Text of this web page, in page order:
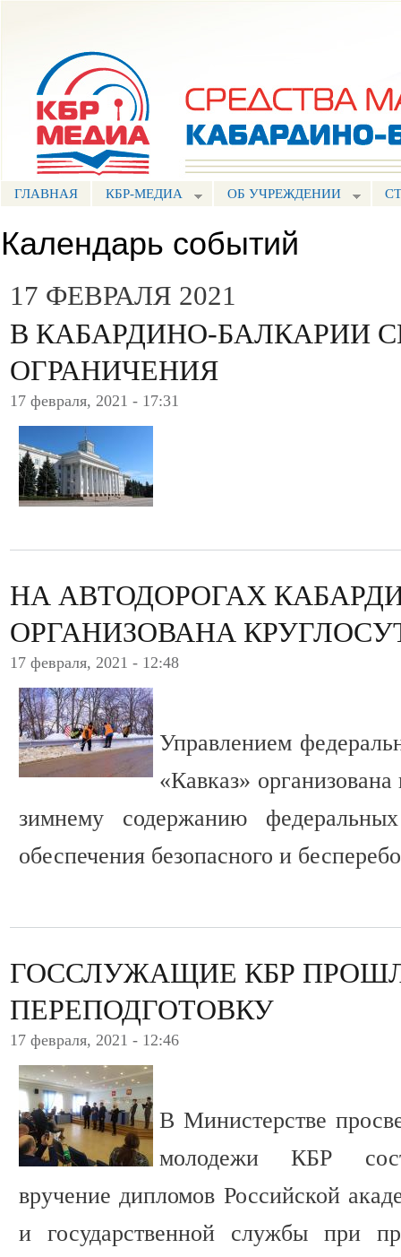
ГЛАВНАЯ КБР-МЕДИА ОБ УЧРЕЖДЕНИИ
Календарь событий
17 ФЕВРАЛЯ 2021
В КАБАРДИНО-БАЛКАРИИ
ОГРАНИЧЕНИЯ
17 февраля, 2021 - 17:31
НА АВТОДОРОГАХ
ОРГАНИЗОВАНА
17 февраля, 2021 - 12:48
Управлением
«Кавказ»
зимнему содержанию
обеспечения безопасного и
ГОССЛУЖАЩИЕ КБР
ПЕРЕПОДГОТОВКУ
17 февраля, 2021 - 12:46
В Министерстве
молодежи КБР
вручение дипломов Российской
и государственной службы при